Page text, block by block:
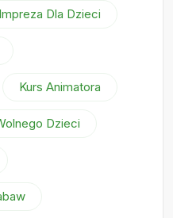
Impreza Dla Dzieci
Kurs Animatora
Dzieci